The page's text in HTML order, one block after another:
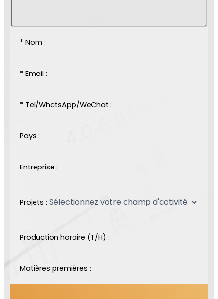
* Nom :
* Email :
* Tel/WhatsApp/WeChat :
Pays :
Entreprise :
Projets :
Production horaire (T/H) :
Matières premières :